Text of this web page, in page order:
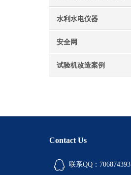
水利水电仪器
安全网
试验机改造案例
Contact Us
联系QQ：706874393